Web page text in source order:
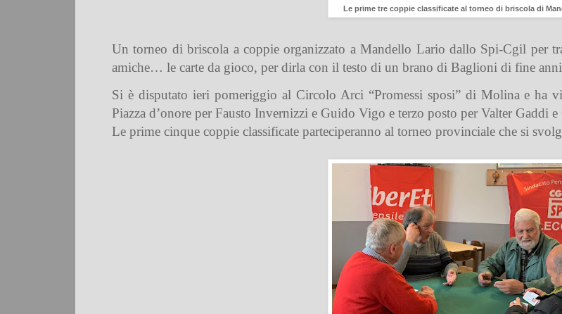
Le prime tre coppie classificate al torneo di briscola di
Un torneo di briscola a coppie organizzato a Mandello Lario dallo Spi-Cgil per
amiche… le carte da gioco, per dirla con il testo di un brano di Baglioni di fine anni
Si è disputato ieri pomeriggio al Circolo Arci “Promessi sposi” di Molina e
Piazza d’onore per Fausto Invernizzi e Guido Vigo e terzo posto per Valter Gaddi
Le prime cinque coppie classificate parteciperanno al torneo provinciale che si